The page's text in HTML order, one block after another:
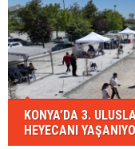
KONYA’DA 3.
HEYECANI